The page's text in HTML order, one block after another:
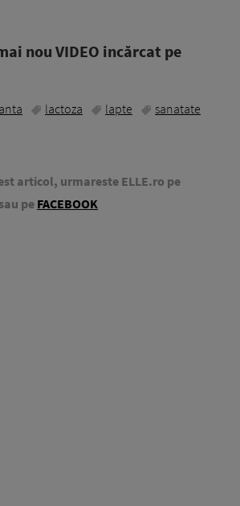
nou VIDEO incărcat pe
lactoza lapte sanatate
articol, urmareste ELLE.ro pe
sau pe FACEBOOK